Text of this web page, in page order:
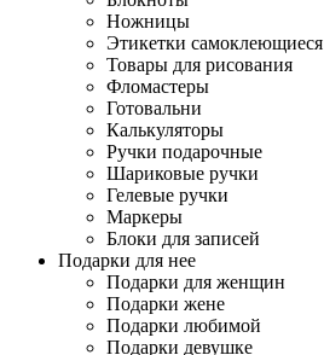
Ножницы
Этикетки самоклеющиеся
Товары для рисования
Фломастеры
Готовальни
Калькуляторы
Ручки подарочные
Шариковые ручки
Гелевые ручки
Маркеры
Блоки для записей
Подарки для нее
Подарки для женщин
Подарки жене
Подарки любимой
Подарки девушке